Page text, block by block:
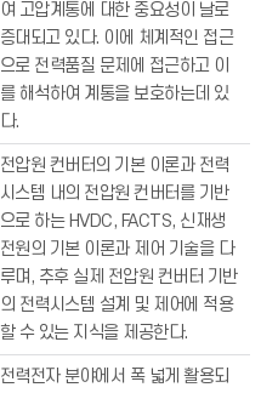
여 고압계통에 대한 중요성이 날로
증대되고 있다. 이에 체계적인 접근
으로 전력품질 문제에 접근하고 이
를 해석하여 계통을 보호하는데 있
다.
전압원 컨버터의 기본 이론과 전력
시스템 내의 전압원 컨버터를 기반
으로 하는 HVDC, FACTS, 신재생
전원의 기본 이론과 제어 기술을 다
루며, 추후 실제 전압원 컨버터 기반
의 전력시스템 설계 및 제어에 적용
할 수 있는 지식을 제공한다.
전력전자 분야에서 폭 넓게 활용되